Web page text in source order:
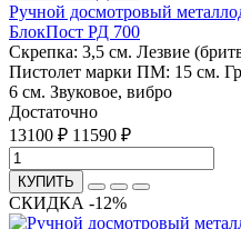
Ручной досмотровый
БлокПост РД 700
Скрепка: 3,5 см. Лезвие
Пистолет марки ПМ: 15 см.
6 см. Звуковое, вибро
Достаточно
13100 ₽ 11590 ₽
КУПИТЬ
СКИДКА -12%